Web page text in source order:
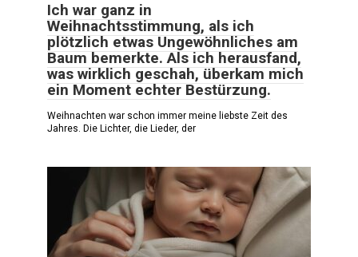
Ich war ganz in
Weihnachtsstimmung, als ich
plötzlich etwas Ungewöhnliches am
Baum bemerkte. Als ich herausfand,
was wirklich geschah, überkam mich
ein Moment echter Bestürzung.
Weihnachten war schon immer meine liebste Zeit des
Jahres. Die Lichter, die Lieder, der